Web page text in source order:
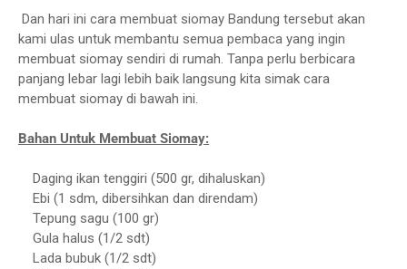
Dan hari ini cara membuat siomay Bandung tersebut akan
kami ulas untuk membantu semua pembaca yang ingin
membuat siomay sendiri di rumah. Tanpa perlu berbicara
panjang lebar lagi lebih baik langsung kita simak cara
membuat siomay di bawah ini.
Bahan Untuk Membuat Siomay:
Daging ikan tenggiri (500 gr, dihaluskan)
Ebi (1 sdm, dibersihkan dan direndam)
Tepung sagu (100 gr)
Gula halus (1/2 sdt)
Lada bubuk (1/2 sdt)